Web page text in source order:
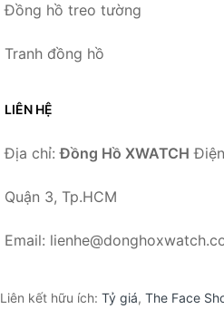
Đồng hồ treo tường
Tranh đồng hồ
LIÊN HỆ
Địa chỉ:Đồng Hồ XWATCH
Quận 3, Tp.HCM
Email:
Liên kết hữu ích: Tỷ giá, The Face